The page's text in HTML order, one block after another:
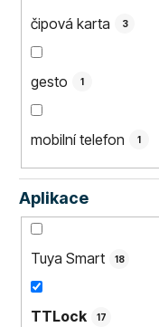
čipová karta 3
gesto 1
mobilní telefon 1
Aplikace
Tuya Smart 18
TTLock 17